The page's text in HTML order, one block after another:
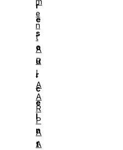
r
e
s
o
u
r
c
e
I
n
t
e
n
t
A
R
I
A
A
R
P
A
A